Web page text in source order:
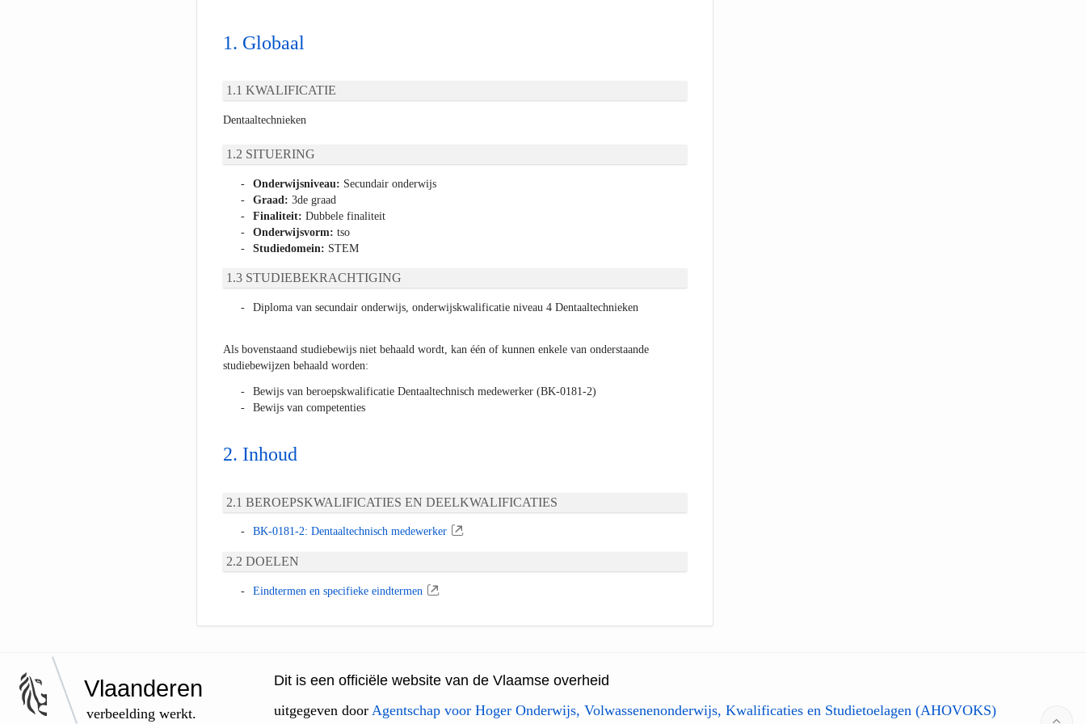
Globaal
KWALIFICATIE
Dentaaltechnieken
SITUERING
Onderwijsniveau: Secundair onderwijs
Graad: 3de graad
Finaliteit: Dubbele finaliteit
Onderwijsvorm: tso
Studiedomein: STEM
STUDIEBEKRACHTIGING
Diploma van secundair onderwijs, onderwijskwalificatie niveau 4 Dentaaltechnieken
Als bovenstaand studiebewijs niet behaald wordt, kan één of kunnen enkele van onderstaande
studiebewijzen behaald worden:
Bewijs van beroepskwalificatie Dentaaltechnisch medewerker (BK-0181-2)
Bewijs van competenties
Inhoud
BEROEPSKWALIFICATIES EN DEELKWALIFICATIES
BK-0181-2: Dentaaltechnisch medewerker
DOELEN
Eindtermen en specifieke eindtermen
Vlaanderen
verbeelding werkt.
Dit is een officiële website van de Vlaamse overheid
uitgegeven door Agentschap voor Hoger Onderwijs, Volwassenenonderwijs, Kwalificaties en Studietoelagen (AHOVOKS)